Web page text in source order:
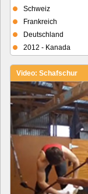
Schweiz
Frankreich
Deutschland
2012 - Kanada
Video: Schafschur